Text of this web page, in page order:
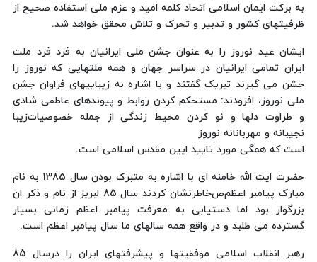
به‌ برکت‌ ‌‌ایمان‌ اسلامی‌‌ اتحاد کلمه‌‌ امید و عزم‌ ملی‌‌ استفاده‌ صحیح‌ از
ظرفیتهای‌ کشور‌ و تدبیر و تحرک‌ و تلاش‌‌‌ محقق‌ خواهد شد‌.
ایشان‌ عید نوروز را به‌ عنوان‌ ‌‌جشن‌ ملی‌ ایرانیان‌‌‌ به‌ فرد فرد ملت‌
ایران‌‌ تمامی‌ ایرانیان‌ در سراسر جهان‌ و همه‌ ملتهایی‌ که‌ نوروز را
جشن‌ می‌ گیرند تبریک‌ گفتند و با اشاره‌ به‌ زیباییهای‌ فراوان‌ جشن‌
ملی‌ نوروز، افزودند:‌ مستحکم‌ کردن‌ روابط و پیوندهای‌ عاطفی‌‌ شادی‌
و طراوت‌ دلها و نو کردن‌ محیط زندگی‌ از جمله‌ خصوصیات‌‌‌زیبا‌
نجیبانه‌ و مهربانانه‌‌‌ نوروز
است‌ که‌ همگی‌ مورد تایید ایین‌ مقدس‌ اسلامی‌ است‌‌.
حضرت‌ ایت‌ الله‌ خامنه‌ ای‌ با اشاره‌ به‌ متبرک‌ بودن‌ سال‌ ‌1385‌ به‌ نام‌
مبارک‌ پیامبر اعظم‌‌ص‌‌خاطرنشان‌ کردند‌ سال‌ ‌85‌ لبریز از نام‌ و ذکر ان‌
بزرگوار بود اما دستیابی‌ به‌ معرفت‌ پیامبر اعظم‌ زمانی‌ بسیار
گسترده‌ می‌ طلبد و در واقع همه‌ سالهای‌ ما سال‌ پیامبر اعظم‌ است‌‌.